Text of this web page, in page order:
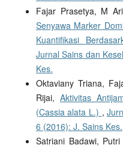
Fajar Prasetya, M
Senyawa Marker
Kuantifikasi
Jurnal Sains dan
Kes.
Oktaviany Triana,
Rijai, Aktivitas
(Cassia alata L.) ,
6 (2016): J. Sains Kes.
Satriani Badawi,